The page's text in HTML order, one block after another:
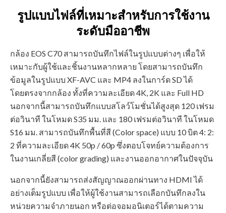
รูปแบบไฟล์ที่เหมาะสำหรับการใช้งาน
ระดับมืออาชีพ
กล้อง EOS C70 สามารถบันทึกไฟล์ในรูปแบบต่างๆ เพื่อให้
เหมาะกับผู้ใช้และชิ้นงานหลากหลาย โดยสามารถบันทึก
ข้อมูลในรูปแบบ XF-AVC และ MP4 ลงในการ์ด SD ได้
โดยตรงจากกล้อง ทั้งที่ความละเอียด 4K, 2K และ Full HD
นอกจากนี้สามารถบันทึกแบบสโลว์โมชั่นได้สูงสุด 120 เฟรม
ต่อวินาที ในโหมด S35 มม. และ 180 เฟรมต่อวินาที ในโหมด
S16 มม. สามารถบันทึกพื้นที่สี (Color space) แบบ 10 บิต 4: 2:
2 ที่ความละเอียด 4K 50p / 60p ซึ่งตอบโจทย์ความต้องการ
ในงานเกลี่ยสี (color grading) และงานออกอากาศในปัจจุบัน
นอกจากนี้ยังสามารถส่งสัญญาณออกผ่านทาง HDMI ได้
อย่างเต็มรูปแบบ เพื่อให้ผู้ใช้งานสามารถเลือกบันทึกลงใน
หน่วยความจำภายนอก หรือต่อจอมอนิเตอร์ได้ตามความ